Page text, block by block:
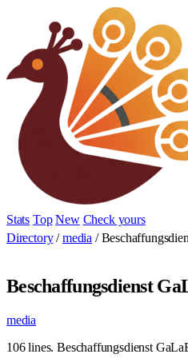
Stats Top New Check yours
Directory / media /
Beschaffungsdienst
media
106 lines. Beschaffungsdienst